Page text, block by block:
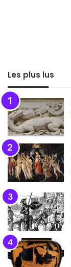
Les plus lus